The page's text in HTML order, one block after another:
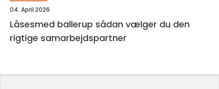
04. April 2026
Låsesmed ballerup sådan vælger du den
rigtige samarbejdspartner